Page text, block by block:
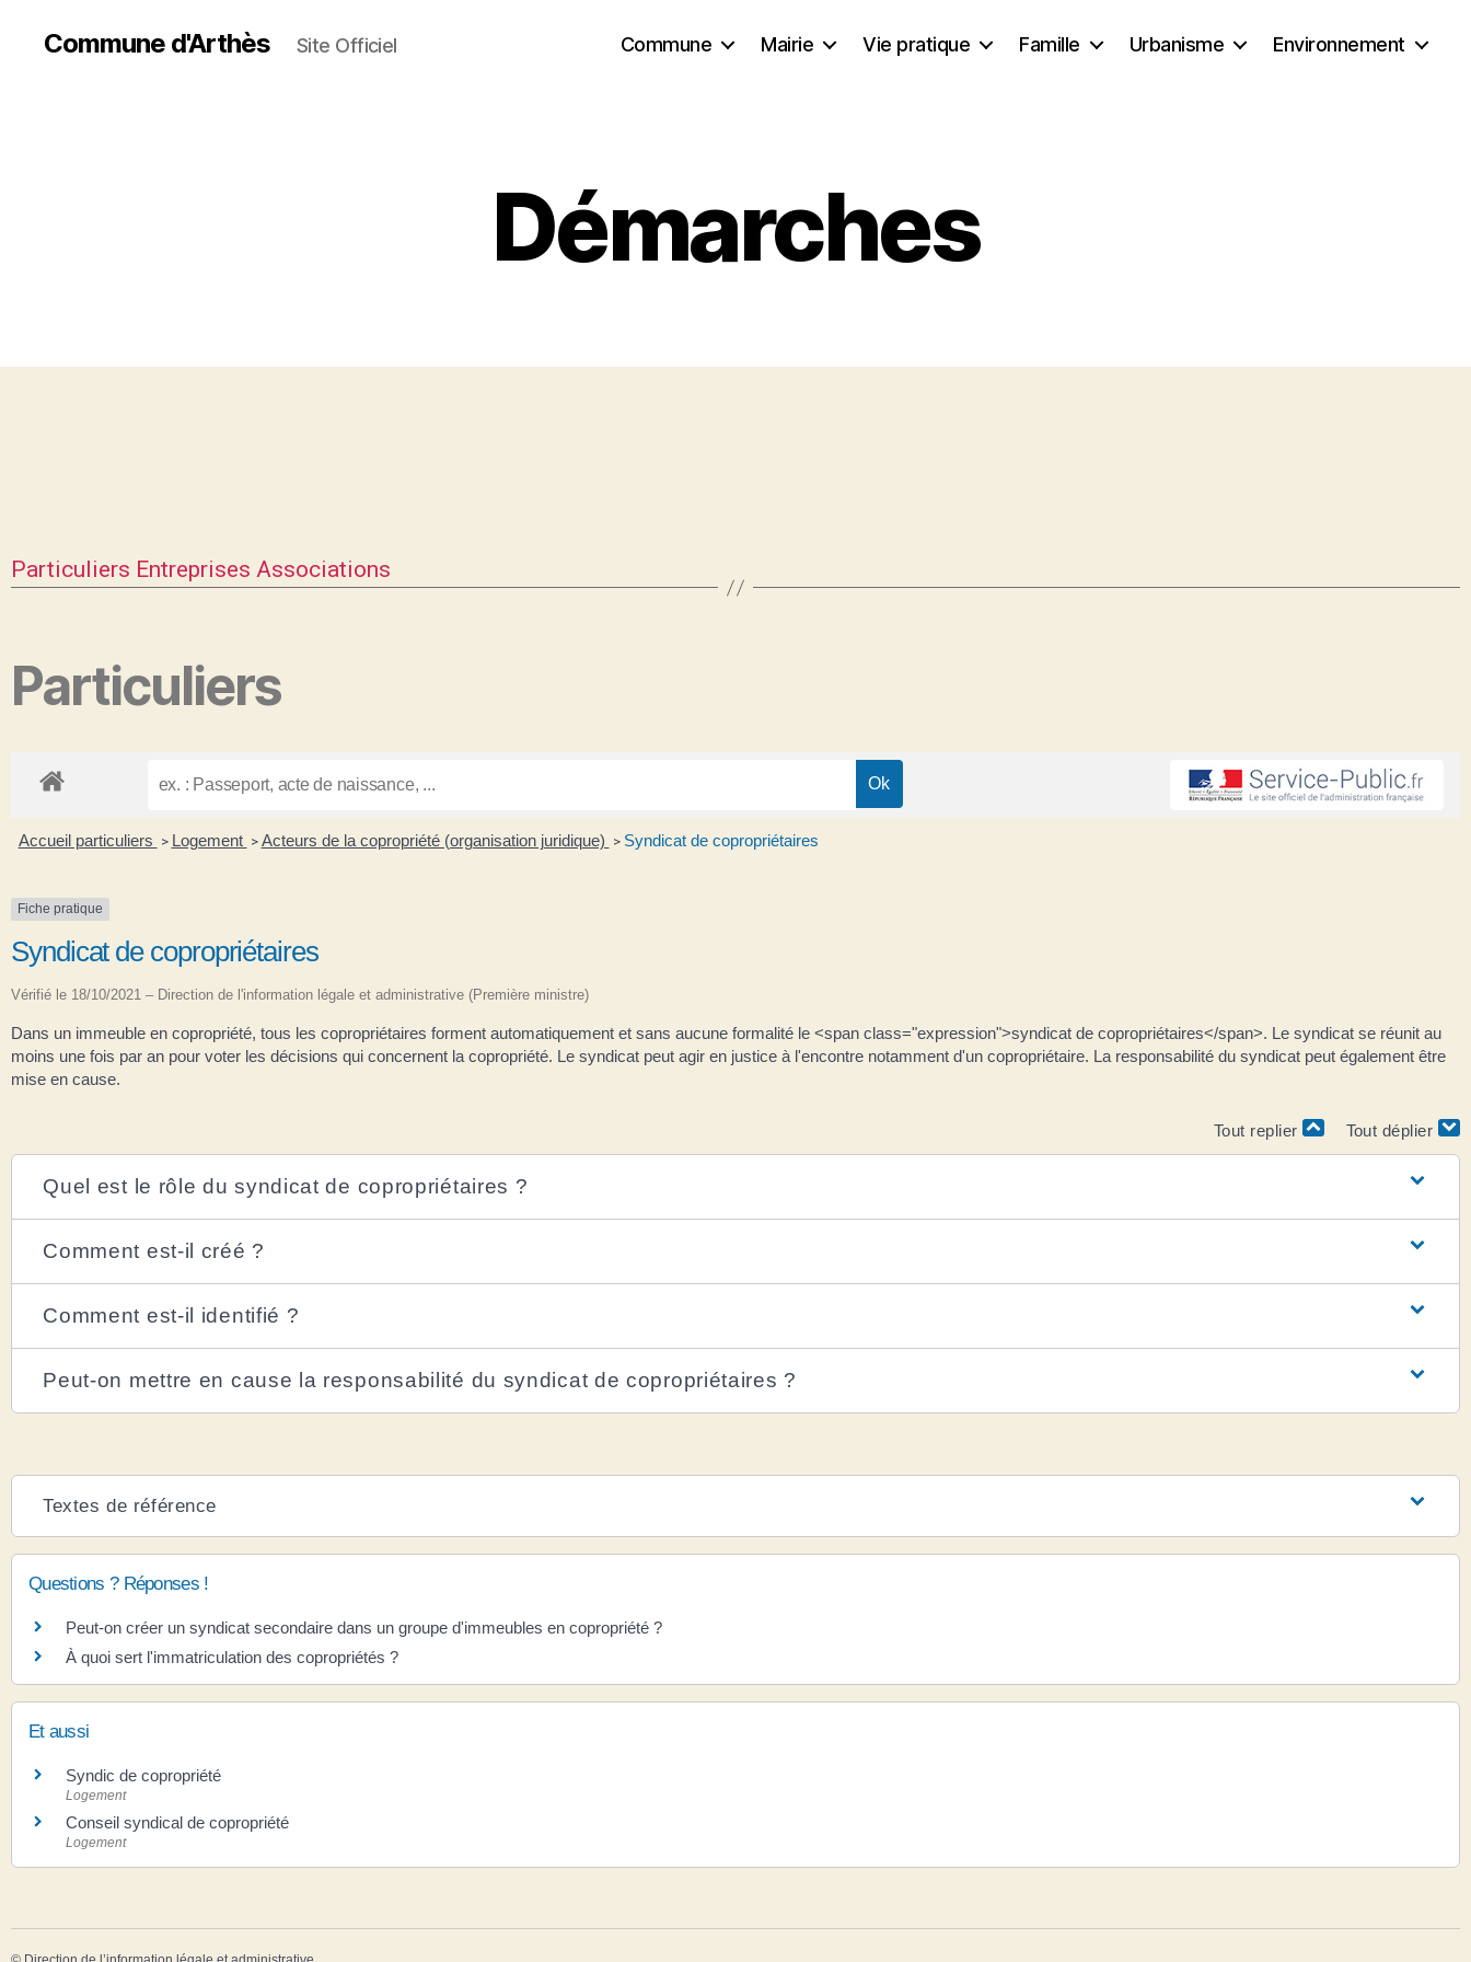
Commune d'Arthès Site Officiel Commune Mairie Vie pratique Famille Urbanisme Environnement
Démarches
Particuliers Entreprises Associations
Particuliers
Accueil particuliers > Logement > Acteurs de la copropriété (organisation juridique) > Syndicat de copropriétaires
Fiche pratique
Syndicat de copropriétaires
Vérifié le 18/10/2021 – Direction de l'information légale et administrative (Première ministre)
Dans un immeuble en copropriété, tous les copropriétaires forment automatiquement et sans aucune formalité le <span class="expression">syndicat de copropriétaires</span>. Le syndicat se réunit au
moins une fois par an pour voter les décisions qui concernent la copropriété. Le syndicat peut agir en justice à l'encontre notamment d'un copropriétaire. La responsabilité du syndicat peut également être
mise en cause.
Tout replier Tout déplier
Quel est le rôle du syndicat de copropriétaires ?
Comment est-il créé ?
Comment est-il identifié ?
Peut-on mettre en cause la responsabilité du syndicat de copropriétaires ?
Textes de référence
Questions ? Réponses !
Peut-on créer un syndicat secondaire dans un groupe d'immeubles en copropriété ?
À quoi sert l'immatriculation des copropriétés ?
Et aussi
Syndic de copropriété
Logement
Conseil syndical de copropriété
Logement